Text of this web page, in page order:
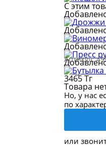
С этим
Артикул:
3465 Тг
Товара
Но, у нас
по
или